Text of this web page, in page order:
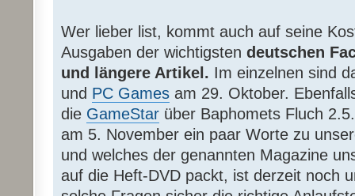
Wer lieber list, kommt auch auf seine
Ausgaben der wichtigsten deutschen
und längere Artikel. Im einzelnen sind
und PC Games am 29. Oktober.
die GameStar über Baphomets Fluch
am 5. November ein paar Worte zu
und welches der genannten Magazine
auf die Heft-DVD packt, ist derzeit noch